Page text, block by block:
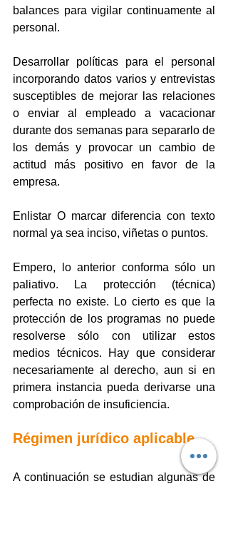
balances para vigilar continuamente al
personal.
Desarrollar políticas para el personal
incorporando datos varios y entrevistas
susceptibles de mejorar las relaciones
o enviar al empleado a vacacionar
durante dos semanas para separarlo de
los demás y provocar un cambio de
actitud más positivo en favor de la
empresa.
Enlistar O marcar diferencia con texto
normal ya sea inciso, viñetas o puntos.
Empero, lo anterior conforma sólo un
paliativo. La protección (técnica)
perfecta no existe. Lo cierto es que la
protección de los programas no puede
resolverse sólo con utilizar estos
medios técnicos. Hay que considerar
necesariamente al derecho, aun si en
primera instancia pueda derivarse una
comprobación de insuficiencia.
Régimen jurídico aplicable.
A continuación se estudian algunas de